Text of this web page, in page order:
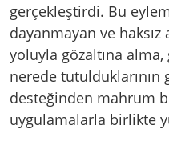
gerçekleştirdi. Bu
dayanmayan ve
yoluyla gözaltına alma,
nerede tutulduklarının
desteğinden mahrum
uygulamalarla birlikte